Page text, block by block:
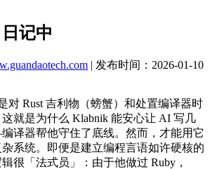
记中
| 发布时间：2026-01-10
Rust 吉利物（螃蟹）和处置编译器时
就是为什么 Klabnik 能安心让 AI 写几
译器帮他守住了底线。然而，才能用它
系统。即便是建立编程言语如许硬核的
很「法式员」：由于他做过 Ruby，